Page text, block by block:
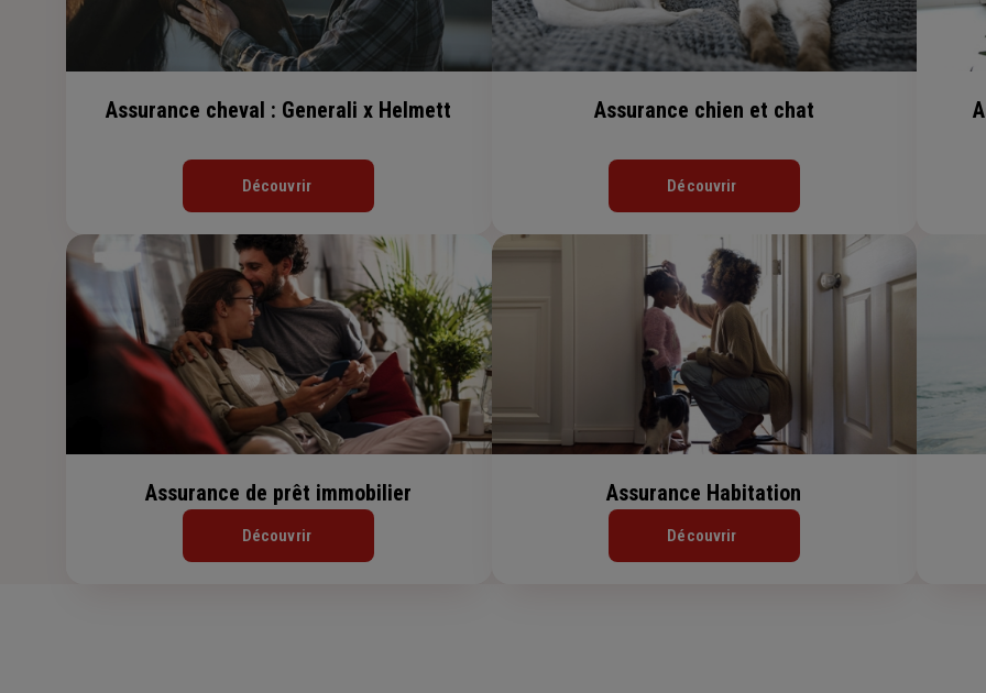
Assurance cheval : Generali x Helmett
Découvrir
Assurance chien et chat
Découvrir
Assurance de prêt immobilier
Découvrir
Assurance Habitation
Découvrir